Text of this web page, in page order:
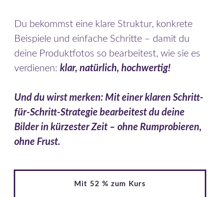
Du bekommst eine klare Struktur, konkrete
Beispiele und einfache Schritte – damit du
deine Produktfotos so bearbeitest, wie sie es
verdienen: klar, natürlich, hochwertig!
Und du wirst merken: Mit einer klaren Schritt-
für-Schritt-Strategie bearbeitest du deine
Bilder in kürzester Zeit – ohne Rumprobieren,
ohne Frust.
Mit 52 % zum Kurs